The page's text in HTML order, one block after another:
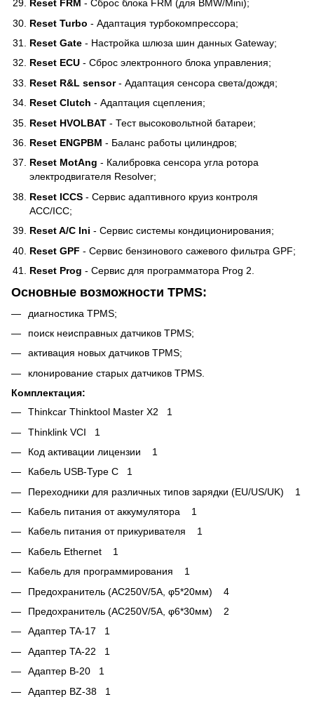
Reset FRM - Сброс блока FRM (для BMW/Mini);
Reset Turbo - Адаптация турбокомпрессора;
Reset Gate - Настройка шлюза шин данных Gateway;
Reset ECU - Сброс электронного блока управления;
Reset R&L sensor- Адаптация сенсора света/дождя;
Reset Clutch - Адаптация сцепления;
Reset HVOLBAT - Тест высоковольтной батареи;
Reset ENGPBM - Баланс работы цилиндров;
Reset MotAng - Калибровка сенсора угла ротора
электродвигателя Resolver;
Reset ICCS - Сервис адаптивного круиз контроля
ACC/ICC;
Reset A/C Ini - Сервис системы кондиционирования;
Reset GPF - Сервис бензинового сажевого фильтра GPF;
Reset Prog - Сервис для программатора Prog 2.
Основные возможности TPMS:
диагностика TPMS;
поиск неисправных датчиков TPMS;
активация новых датчиков TPMS;
клонирование старых датчиков TPMS.
Комплектация:
Thinkcar Thinktool Master X2 1
Thinklink VCI 1
Код активации лицензии 1
Кабель USB-Type C 1
Переходники для различных типов зарядки (EU/US/UK) 1
Кабель питания от аккумулятора 1
Кабель питания от прикуривателя 1
Кабель Ethernet 1
Кабель для программирования 1
Предохранитель (AC250V/5A, φ5*20мм) 4
Предохранитель (AC250V/5A, φ6*30мм) 2
Адаптер TA-17 1
Адаптер TA-22 1
Адаптер B-20 1
Адаптер BZ-38 1